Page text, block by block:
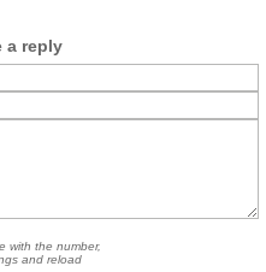
a reply
with the number,
and reload